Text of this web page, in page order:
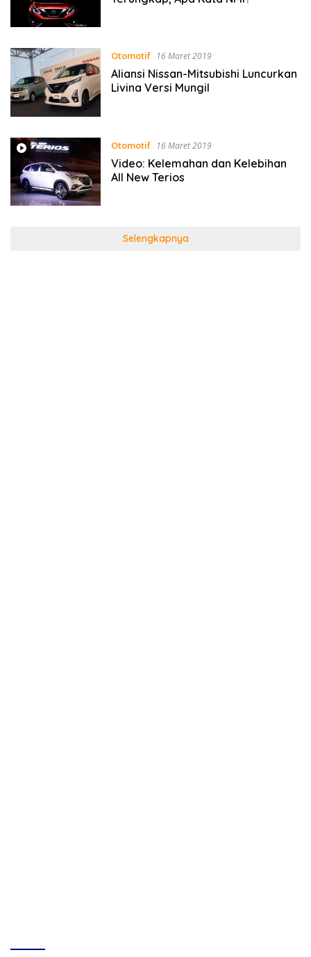
Otomotif 16 Maret 2019
Aliansi Nissan-Mitsubishi Luncurkan
Livina Versi Mungil
Otomotif 16 Maret 2019
Video: Kelemahan dan Kelebihan
All New Terios
Selengkapnya